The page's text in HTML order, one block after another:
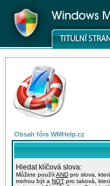
Obsah fóra WMHelp.cz
Hledat klíčová slova:
Můžete použítAND pro slova,
mohou být a NOT pro taková,